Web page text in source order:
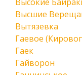
Высшие
Вытязевка
Гаевое
Гаек
Гайворон